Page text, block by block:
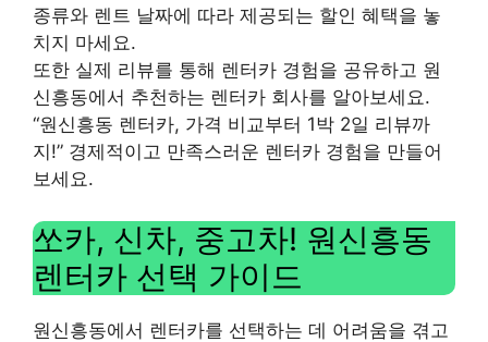
종류와 렌트 날짜에 따라 제공되는 할인 혜택을 놓
치지 마세요.
또한 실제 리뷰를 통해 렌터카 경험을 공유하고 원
신흥동에서 추천하는 렌터카 회사를 알아보세요.
“원신흥동 렌터카, 가격 비교부터 1박 2일 리뷰까
지!” 경제적이고 만족스러운 렌터카 경험을 만들어
보세요.
쏘카, 신차, 중고차! 원신흥동
렌터카 선택 가이드
원신흥동에서 렌터카를 선택하는 데 어려움을 겪고